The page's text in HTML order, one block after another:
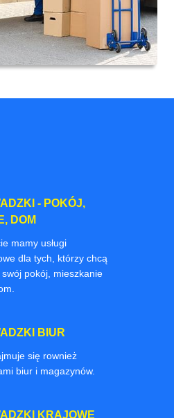
- POKÓJ,
DOM
mamy usługi
dla tych, którzy chcą
pokój, mieszkanie
BIUR
się rownież
biur i magazynów.
KRAJOWE